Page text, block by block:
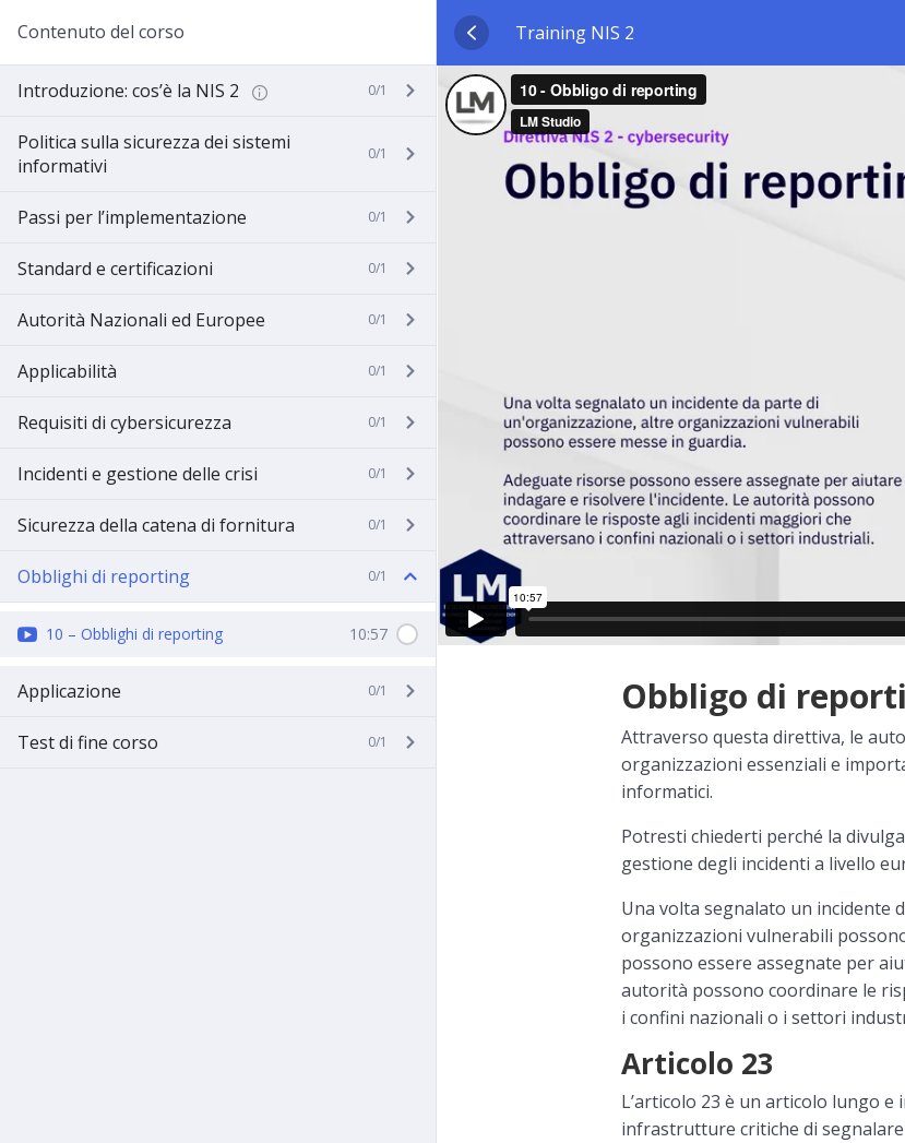
Contenuto del corso
Introduzione: cos’è la NIS 2 0/1
Politica sulla sicurezza dei sistemi
informativi
0/1
Passi per l’implementazione 0/1
Standard e certificazioni 0/1
Autorità Nazionali ed Europee 0/1
Applicabilità 0/1
Requisiti di cybersicurezza 0/1
Incidenti e gestione delle crisi 0/1
Sicurezza della catena di fornitura 0/1
Obblighi di reporting 0/1
10 – Obblighi di reporting 10:57
Applicazione 0/1
Test di fine corso 0/1
Training NIS 2
Obbligo di
Attraverso questa direttiva, le
organizzazioni essenziali e
informatici.
Potresti chiederti perché la
gestione degli incidenti a livello
Una volta segnalato un incidente
organizzazioni vulnerabili
possono essere assegnate per
autorità possono coordinare le
i confini nazionali o i settori
Articolo 23
L’articolo 23 è un articolo lungo
infrastrutture critiche di